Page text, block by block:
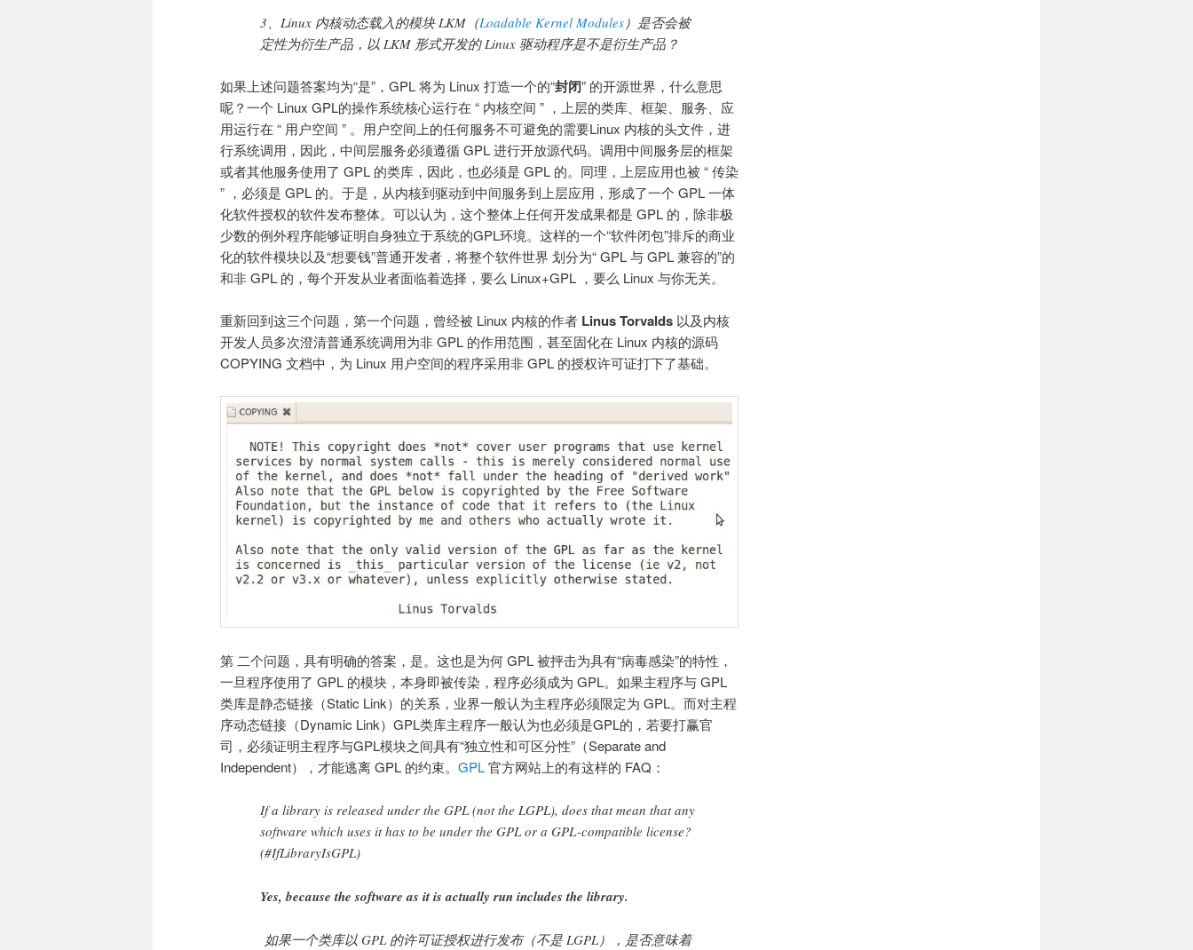
3、Linux 内核动态载入的模块 LKM（Loadable Kernel Modules ）是否会被
定性为衍生产品，以 LKM 形式开发的 Linux 驱动程序是不是衍生产品？
如果上述问题答案均为“是”，GPL 将为 Linux 打造一个的“封闭” 的开源世界，什么意思
呢？一个 Linux GPL的操作系统核心运行在 “ 内核空间 ” ，上层的类库、框架、服务、应
用运行在 “ 用户空间 ” 。用户空间上的任何服务不可避免的需要Linux 内核的头文件，进
行系统调用，因此，中间层服务必须遵循 GPL 进行开放源代码。调用中间服务层的框架
或者其他服务使用了 GPL 的类库，因此，也必须是 GPL 的。同理，上层应用也被 “ 传染
” ，必须是 GPL 的。于是，从内核到驱动到中间服务到上层应用，形成了一个 GPL 一体
化软件授权的软件发布整体。可以认为，这个整体上任何开发成果都是 GPL 的，除非极
少数的例外程序能够证明自身独立于系统的GPL环境。这样的一个“软件闭包”排斥的商业
化的软件模块以及“想要钱”普通开发者，将整个软件世界 划分为“ GPL 与 GPL 兼容的”的
和非 GPL 的，每个开发从业者面临着选择，要么 Linux+GPL ，要么 Linux 与你无关。
重新回到这三个问题，第一个问题，曾经被 Linux 内核的作者 Linus Torvalds 以及内核
开发人员多次澄清普通系统调用为非 GPL 的作用范围，甚至固化在 Linux 内核的源码
COPYING 文档中，为 Linux 用户空间的程序采用非 GPL 的授权许可证打下了基础。
第 二个问题，具有明确的答案，是。这也是为何 GPL 被抨击为具有“病毒感染”的特性，
一旦程序使用了 GPL 的模块，本身即被传染，程序必须成为 GPL。如果主程序与 GPL
类库是静态链接（Static Link）的关系，业界一般认为主程序必须限定为 GPL。而对主程
序动态链接（Dynamic Link）GPL类库主程序一般认为也必须是GPL的，若要打赢官
司，必须证明主程序与GPL模块之间具有“独立性和可区分性”（Separate and
Independent），才能逃离 GPL 的约束。 GPL官方网站上的有这样的 FAQ：
If a library is released under the GPL (not the LGPL), does that mean that any
software which uses it has to be under the GPL or a GPL-compatible license?
(#IfLibraryIsGPL)
Yes, because the software as it is actually run includes the library.
如果一个类库以 GPL 的许可证授权进行发布（不是 LGPL），是否意味着